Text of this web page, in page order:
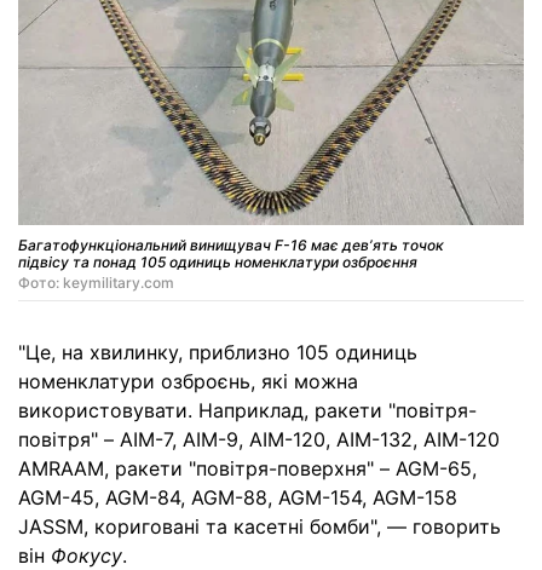
Багатофункціональний винищувач F-16 має девʼять точок
підвісу та понад 105 одиниць номенклатури озброєння
Фото: keymilitary.com
"Це, на хвилинку, приблизно 105 одиниць
номенклатури озброєнь, які можна
використовувати. Наприклад, ракети "повітря-
повітря" – AIM-7, AIM-9, AIM-120, AIM-132, AIM-120
AMRAAM, ракети "повітря-поверхня" – AGM-65,
AGM-45, AGM-84, AGM-88, AGM-154, AGM-158
JASSM, кориговані та касетні бомби", — говорить
він Фокусу.